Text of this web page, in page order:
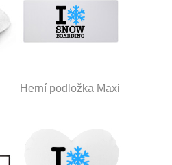
Herní podložka Maxi